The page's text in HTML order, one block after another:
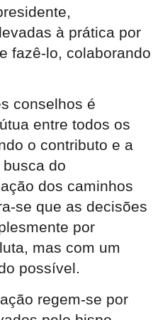
à prática por
fazê-lo, colaborando
conselhos é
entre todos os
o contributo e a
do
dos caminhos
se que as decisões
por
mas com um
possível.
regem-se por